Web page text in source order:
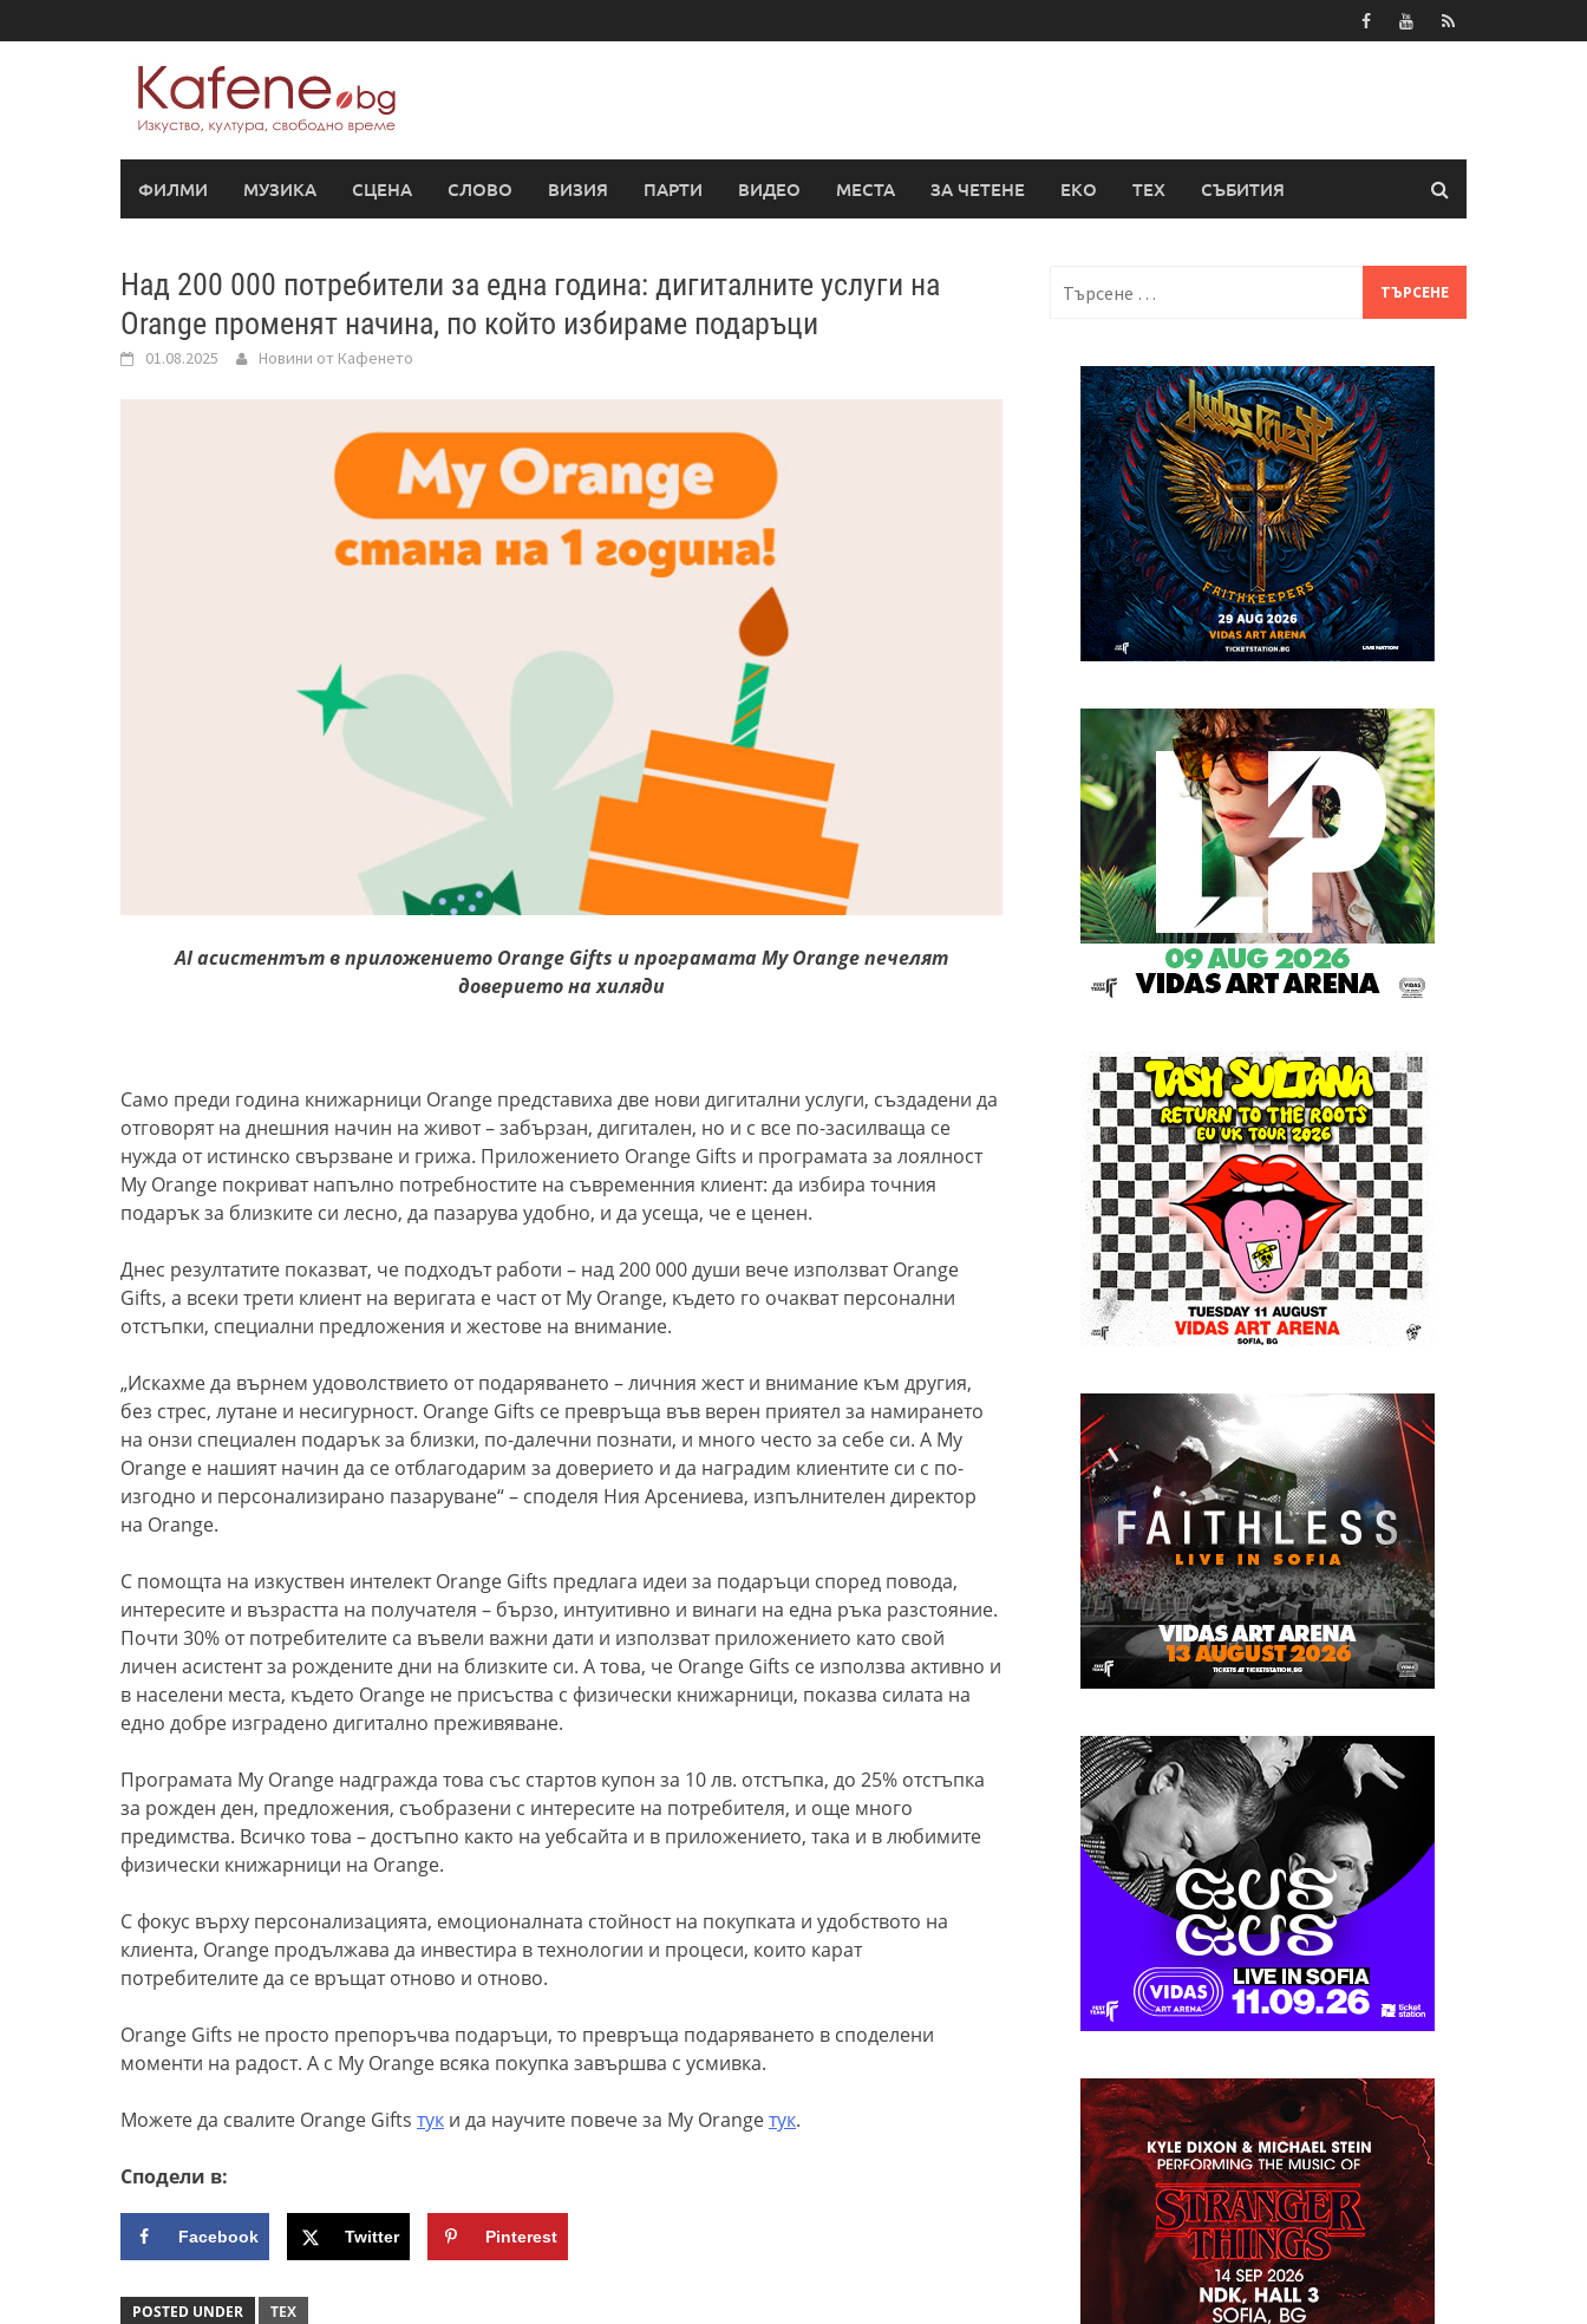
to
ФИЛМИ МУЗИКА СЦЕНА СЛОВО ВИЗИЯ ПАРТИ ВИДЕО МЕСТА ЗА ЧЕТЕНЕ ЕКО ТЕХ СЪБИТИЯ
Над 200 000 потребители за една година: дигиталните услуги на
Orange променят начина, по който избираме подаръци
01.08.2025 Новини от Кафенето
AI асистентът в приложението Orange Gifts и програмата My Orange печелят
доверието на хиляди
Само преди година книжарници Orange представиха две нови дигитални услуги, създадени да
отговорят на днешния начин на живот – забързан, дигитален, но и с все по-засилваща се
нужда от истинско свързване и грижа. Приложението Orange Gifts и програмата за лоялност
My Orange покриват напълно потребностите на съвременния клиент: да избира точния
подарък за близките си лесно, да пазарува удобно, и да усеща, че е ценен.
Днес резултатите показват, че подходът работи – над 200 000 души вече използват Orange
Gifts, а всеки трети клиент на веригата е част от My Orange, където гo очакват персонални
отстъпки, специални предложения и жестове на внимание.
„Искахме да върнем удоволствието от подаряването – личния жест и внимание към другия,
без стрес, лутане и несигурност. Orange Gifts се превръща във верен приятел за намирането
на онзи специален подарък за близки, по-далечни познати, и много често за себе си. А My
Orange е нашият начин да се отблагодарим за доверието и да наградим клиентите си с по-
изгодно и персонализирано пазаруване“ – споделя Ния Арсениева, изпълнителен директор
на Orange.
С помощта на изкуствен интелект Orange Gifts предлага идеи за подаръци според повода,
интересите и възрастта на получателя – бързо, интуитивно и винаги на една ръка разстояние.
Почти 30% от потребителите са въвели важни дати и използват приложението като свой
личен асистент за рождените дни на близките си. А това, че Orange Gifts се използва активно и
в населени места, където Orange не присъства с физически книжарници, показва силата на
едно добре изградено дигитално преживяване.
Програмата My Orange надгражда това със стартов купон за 10 лв. отстъпка, до 25% отстъпка
за рожден ден, предложения, съобразени с интересите на потребителя, и още много
предимства. Всичко това – достъпно както на уебсайта и в приложението, така и в любимите
физически книжарници на Orange.
С фокус върху персонализацията, емоционалната стойност на покупката и удобството на
клиента, Orange продължава да инвестира в технологии и процеси, които карат
потребителите да се връщат отново и отново.
Orange Gifts не просто препоръчва подаръци, то превръща подаряването в споделени
моменти на радост. А с My Orange всяка покупка завършва с усмивка.
Можете да свалите Orange Gifts тук и да научите повече за My Orangeтук.
Сподели в:
Facebook Twitter Pinterest
POSTED UNDER
ТЕХ
за: